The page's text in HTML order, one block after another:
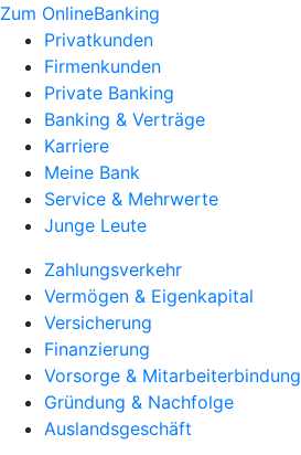
Zum OnlineBanking
Privatkunden
Firmenkunden
Private Banking
Banking & Verträge
Karriere
Meine Bank
Service & Mehrwerte
Junge Leute
Zahlungsverkehr
Vermögen & Eigenkapital
Versicherung
Finanzierung
Vorsorge & Mitarbeiterbindung
Gründung & Nachfolge
Auslandsgeschäft